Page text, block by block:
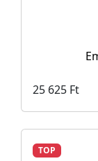
25 625 Ft
TOP